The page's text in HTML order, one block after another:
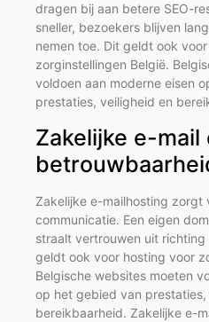
dragen bij aan betere SEO-
sneller, bezoekers blijven
nemen toe. Dit geldt ook
zorginstellingen België.
voldoen aan moderne eisen
prestaties, veiligheid en
Zakelijke e-mail
Zakelijke e-mailhosting zorgt
communicatie. Een eigen
straalt vertrouwen uit
geldt ook voor hosting voor
Belgische websites moeten
op het gebied van prestaties,
bereikbaarheid. Zakelijke e-